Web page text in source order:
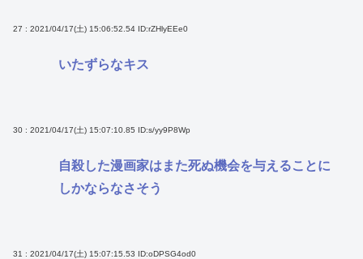
27 : 2021/04/17(土) 15:06:52.54 ID:rZHlyEEe0
いたずらなキス
30 : 2021/04/17(土) 15:07:10.85 ID:s/yy9P8Wp
自殺した漫画家はまた死ぬ機会を与えることに
しかならなさそう
31 : 2021/04/17(土) 15:07:15.53 ID:oDPSG4od0